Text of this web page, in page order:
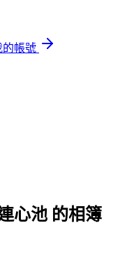
的帳號
心池 的相簿